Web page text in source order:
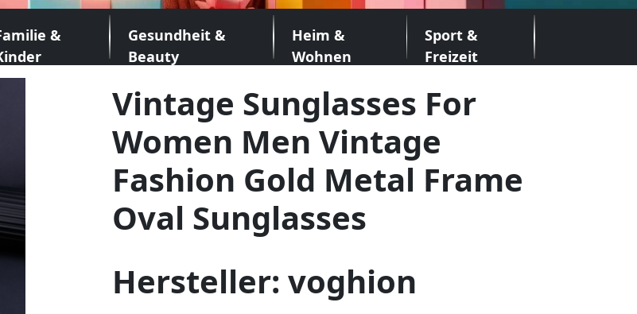
&
Gesundheit &
Beauty
Heim &
Wohnen
Sport &
Freizeit
Vintage Sunglasses For
Women Men Vintage
Fashion Gold Metal Frame
Oval Sunglasses
Hersteller: voghion